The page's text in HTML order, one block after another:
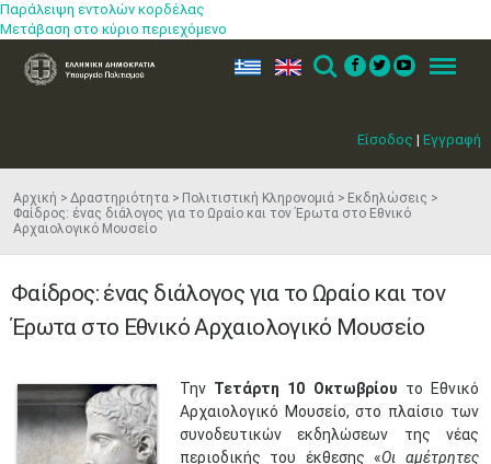
Παράλειψη εντολών κορδέλας
Μετάβαση στο κύριο περιεχόμενο
Είσοδος | Εγγραφή
ελ en Search Menu
Αρχική Δραστηριότητα Πολιτιστική Κληρονομιά
Εκδηλώσεις
Φαίδρος: ένας διάλογος για το Ωραίο και τον Έρωτα στο Εθνικό
Αρχαιολογικό Μουσείο
Φαίδρος: ένας διάλογος για το Ωραίο και τον
Έρωτα στο Εθνικό Αρχαιολογικό Μουσείο
Την Τετάρτη 10 Οκτωβρίου το Εθνικό
Αρχαιολογικό Μουσείο, στο πλαίσιο των
συνοδευτικών εκδηλώσεων της νέας
περιοδικής του έκθεσης «Οι αμέτρητες